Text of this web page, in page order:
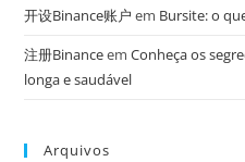
开设Binance账户 em Bursite: o
注册BinanceemConheça os
longa e saudável
Arquivos